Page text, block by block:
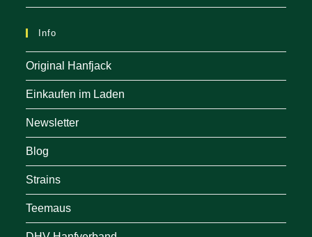
Info
Original Hanfjack
Einkaufen im Laden
Newsletter
Blog
Strains
Teemaus